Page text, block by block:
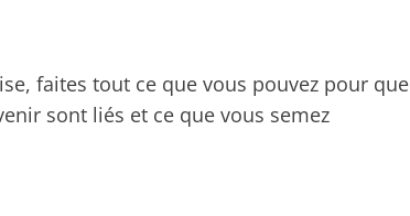
faites tout ce que vous pouvez pour que
sont liés et ce que vous semez